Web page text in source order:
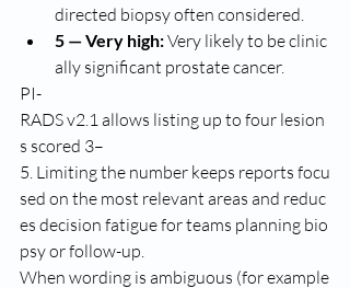
directed biopsy often considered.
5 — Very high: Very likely to be clinic
ally significant prostate cancer.
PI-
RADS v2.1 allows listing up to four lesion
s scored 3–
5. Limiting the number keeps reports focu
sed on the most relevant areas and reduc
es decision fatigue for teams planning bio
psy or follow-up.
When wording is ambiguous (for example